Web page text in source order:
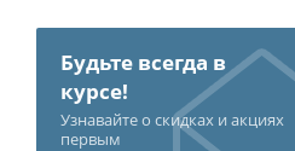
Будьте всегда в
курсе!
Узнавайте о скидках и акциях
первым